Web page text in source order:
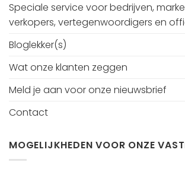
Speciale service voor bedrijven,
verkopers, vertegenwoordigers en
Bloglekker(s)
Wat onze klanten zeggen
Meld je aan voor onze nieuwsbrief
Contact
MOGELIJKHEDEN VOOR ONZE